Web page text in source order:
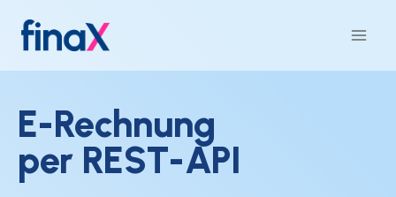
Inhalt
springen
E-Rechnung
per REST-API